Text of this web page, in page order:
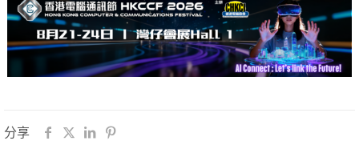
分享